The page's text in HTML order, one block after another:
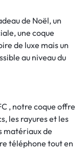
de Noël, un
une coque
de luxe mais un
au niveau du
, notre coque offre
les rayures et les
matériaux de
téléphone tout en